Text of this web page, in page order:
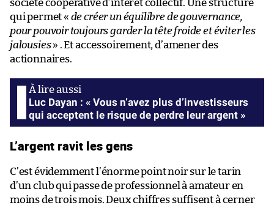
société coopérative d’intérêt collectif. Une structure
qui permet « de créer un équilibre de gouvernance,
pour pouvoir toujours garder la tête froide et éviter les
jalousies» . Et accessoirement, d’amener des
actionnaires.
Luc Dayan : « Vous n’avez plus d’investisseurs
qui acceptent le risque de perdre leur argent »
L’argent ravit les gens
C’est évidemment l’énorme point noir sur le tarin
d’un club qui passe de professionnel à amateur en
moins de trois mois. Deux chiffres suffisent à cerner